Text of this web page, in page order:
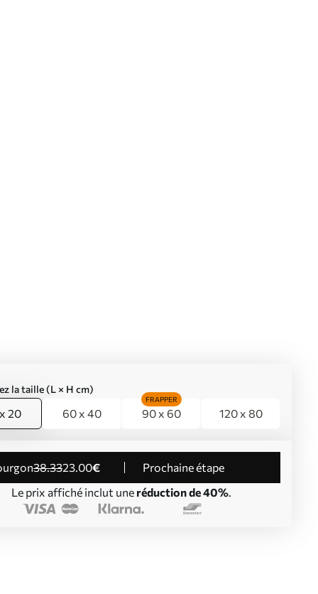
la taille (L × H cm)
20 60 x 40 90 x 60
FRAPPER
120 x 80
38.3323.00€
Prochaine étape
Le prix affiché inclut une réduction de 40%.